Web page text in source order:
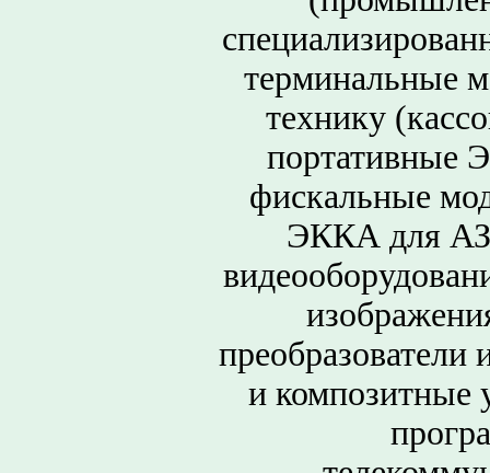
терминальные
технику
портативные
фискальные
ЭККА для
и композитные